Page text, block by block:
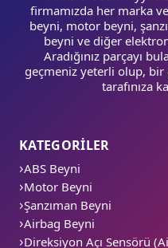
firmamızda her marka
beyni, motor beyni,
beyni ve diğer
Aradığınız parçayı
geçmeniz yeterli olup,
tarafınıza
KATEGORİLER
ABS Beyni
Motor Beyni
Şanzıman Beyni
Airbag Beyni
Direksiyon Açı Sensörü